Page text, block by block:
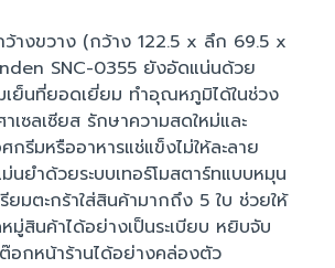
างขวาง (กว้าง 122.5 x ลึก 69.5 x
SNC-0355 ยังอัดแน่นด้วย
เย็นที่ยอดเยี่ยม ทำอุณหภูมิได้ในช่วง
ซลเซียส รักษาความสดใหม่และ
กรีมหรืออาหารแช่แข็งไม่ให้ละลาย
ยำด้วยระบบเทอร์โมสตาร์ทแบบหมุน
ยมตะกร้าใส่สินค้ามากถึง 5 ใบ ช่วยให้
สินค้าได้อย่างเป็นระเบียบ หยิบจับ
อกหน้าร้านได้อย่างคล่องตัว